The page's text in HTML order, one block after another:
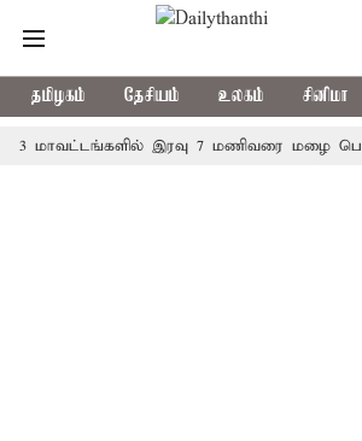
தமிழகம் தேசியம் உலகம் சினிமா
இரவு 7 மணிவரை மழை பெய்ய